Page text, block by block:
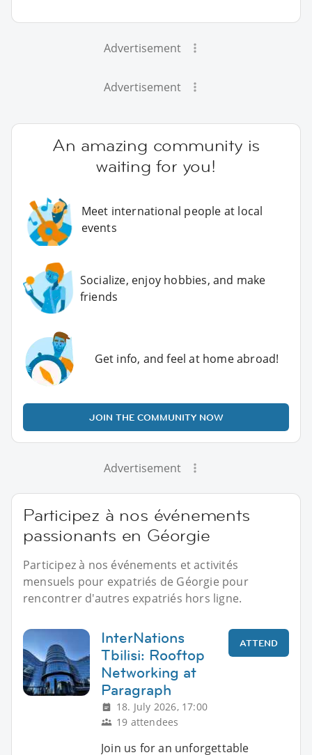
Advertisement
Advertisement
An amazing community is
waiting for you!
Meet international people at local
events
Socialize, enjoy hobbies, and make
friends
Get info, and feel at home abroad!
JOIN THE COMMUNITY NOW
Advertisement
Participez à nos événements
passionants en Géorgie
Participez à nos événements et activités
mensuels pour expatriés de Géorgie pour
rencontrer d'autres expatriés hors ligne.
InterNations
Tbilisi: Rooftop
Networking at
Paragraph
18. July 2026, 17:00
19 attendees
ATTEND
Join us for an unforgettable